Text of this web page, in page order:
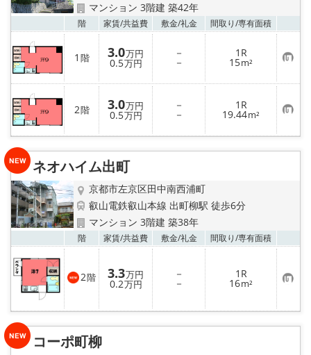
マンション 3階建 築42年
階 家賃/共益費 敷金/礼金 間取り/専有面積
1 階 3.0万円
0.5万円
－
－
1R
15m² お
気
に
入
り
登
録
2階 3.0万円
0.5万円
－
－
1R
19.44m² お
気
に
り
ネオハイム出町
京都市左京区田中南西浦町
叡山電鉄叡山本線 出町柳駅 徒歩6分
マンション 3階建 築38年
階 家賃/共益費 敷金/礼金 間取り/専有面積
2階 3.3万円
0.2万円
－
－
1R
16m² お
気
に
入
登
コーポ町柳